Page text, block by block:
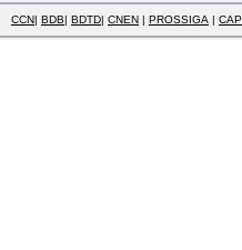
CCN| BDB| BDTD| CNEN | PROSSIGA |